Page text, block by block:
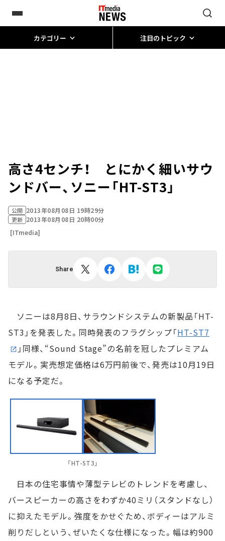
カテゴリー 注目のトピック
高さ4センチ！ とにかく細いサウ
ンドバー、ソニー「HT-ST3」
公開 2013年08月08日 19時29分
更新 2013年08月08日 20時00分
[ITmedia]
Share
ソニーは8月8日、サラウンドシステムの新製品「HT-
ST3」を発表した。同時発表のフラグシップ「HT-ST7
」同様、“Sound Stage”の名前を冠したプレミアム
モデル。実売想定価格は6万円前後で、発売は10月19日
になる予定だ。
「HT-ST3」
日本の住宅事情や薄型テレビのトレンドを考慮し、
バースピーカーの高さをわずか40ミリ（スタンドなし）
に抑えたモデル。強度をかせぐため、ボディーはアルミ
削りだしという、ぜいたくな仕様になった。幅は約900